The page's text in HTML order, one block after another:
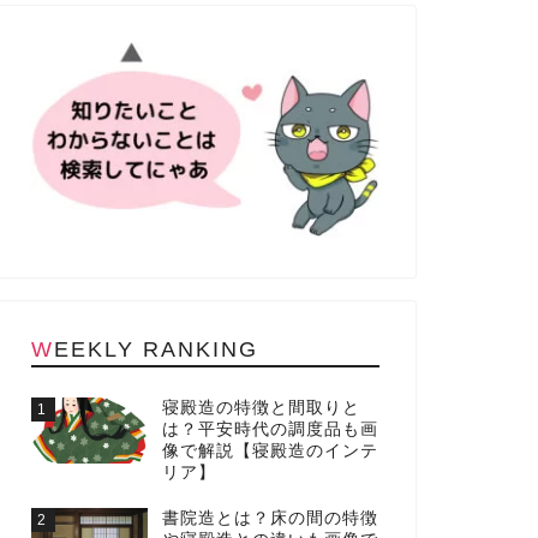
WEEKLY RANKING
1
寝殿造の特徴と間取りと
は？平安時代の調度品も画
像で解説【寝殿造のインテ
リア】
2
書院造とは？床の間の特徴